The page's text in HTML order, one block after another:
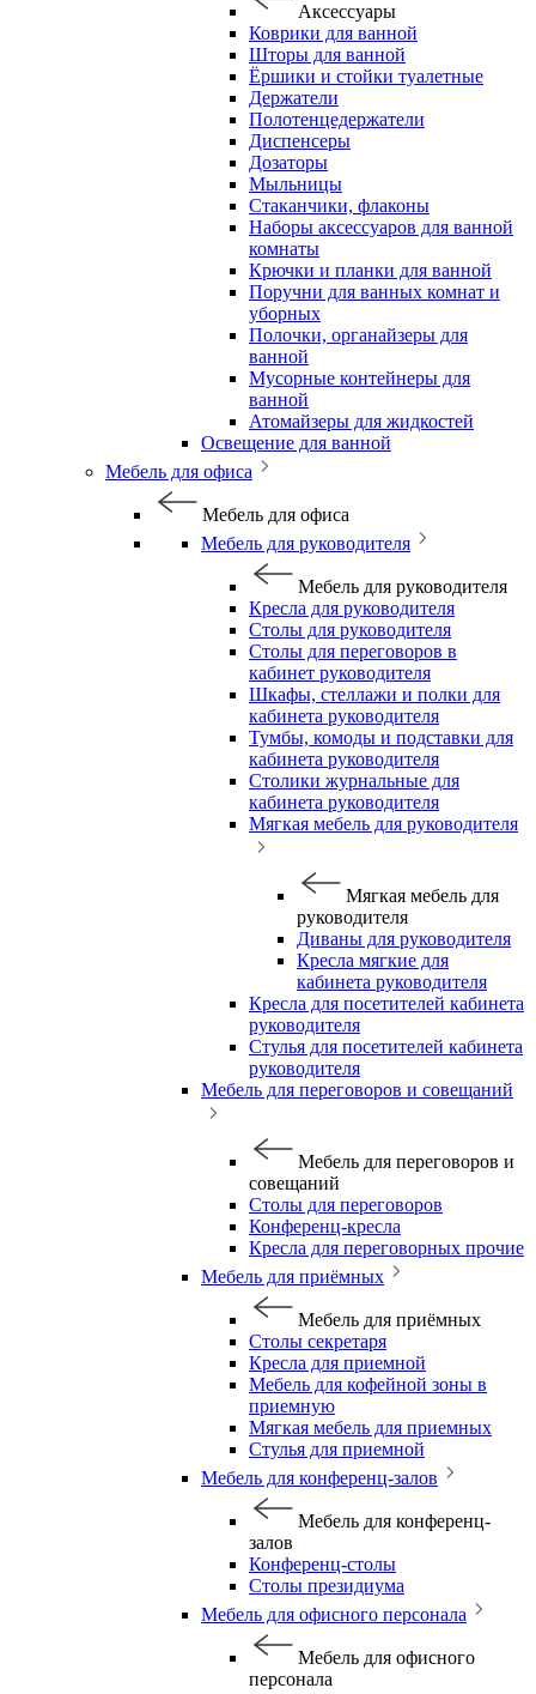
Аксессуары
Коврики для ванной
Шторы для ванной
Ёршики и стойки туалетные
Держатели
Полотенцедержатели
Диспенсеры
Дозаторы
Мыльницы
Стаканчики, флаконы
Наборы аксессуаров для ванной
комнаты
Крючки и планки для ванной
Поручни для ванных комнат и
уборных
Полочки, органайзеры для
ванной
Мусорные контейнеры для
ванной
Атомайзеры для жидкостей
Освещение для ванной
Мебель для офиса
Мебель для офиса
Мебель для руководителя
Мебель для руководителя
Кресла для руководителя
Столы для руководителя
Столы для переговоров в
кабинет руководителя
Шкафы, стеллажи и полки для
кабинета руководителя
Тумбы, комоды и подставки для
кабинета руководителя
Столики журнальные для
кабинета руководителя
Мягкая мебель для руководителя
Мягкая мебель для
руководителя
Диваны для руководителя
Кресла мягкие для
кабинета руководителя
Кресла для посетителей кабинета
руководителя
Стулья для посетителей кабинета
руководителя
Мебель для переговоров и совещаний
Мебель для переговоров и
совещаний
Столы для переговоров
Конференц-кресла
Кресла для переговорных прочие
Мебель для приёмных
Мебель для приёмных
Столы секретаря
Кресла для приемной
Мебель для кофейной зоны в
приемную
Мягкая мебель для приемных
Стулья для приемной
Мебель для конференц-залов
Мебель для конференц-
залов
Конференц-столы
Столы президиума
Мебель для офисного персонала
Мебель для офисного
персонала